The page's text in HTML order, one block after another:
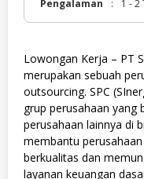
Pengalaman : 1 - 2
Lowongan Kerja – PT
merupakan sebuah
outsourcing. SPC
grup perusahaan yang
perusahaan lainnya di
membantu
berkualitas dan
layanan keuangan